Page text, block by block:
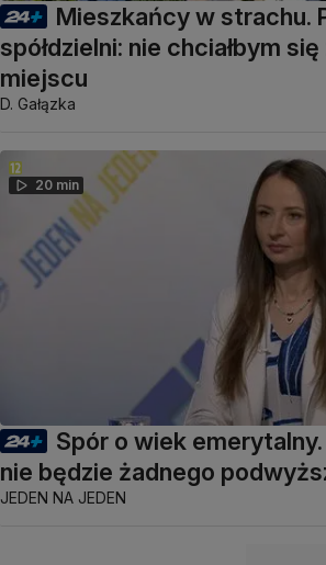
Mieszkańcy w strachu.
spółdzielni: nie chciałbym
miejscu
D. Gałązka
20 min
Spór o wiek
nie będzie żadnego
JEDEN NA JEDEN